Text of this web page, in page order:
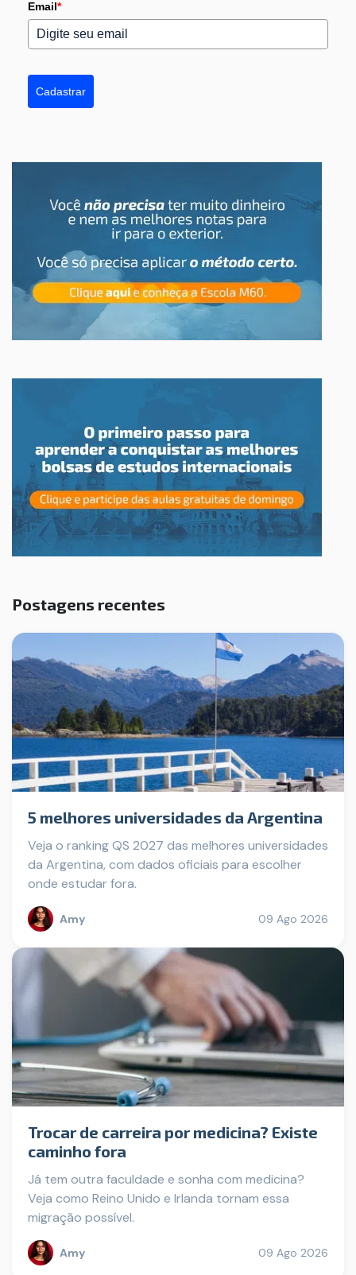
Email*
Cadastrar
Postagens recentes
5 melhores universidades da Argentina
Veja o ranking QS 2027 das melhores universidades
da Argentina, com dados oficiais para escolher
onde estudar fora.
Amy 09 Ago 2026
Trocar de carreira por medicina? Existe
caminho fora
Já tem outra faculdade e sonha com medicina?
Veja como Reino Unido e Irlanda tornam essa
migração possível.
Amy 09 Ago 2026